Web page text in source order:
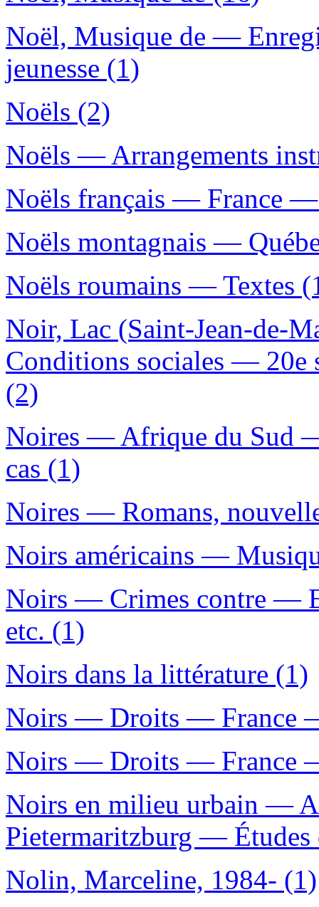
Noël, Musique de —
jeunesse (1)
Noëls (2)
Noëls — Arrangements
Noëls français — France —
Noëls montagnais —
Noëls roumains — Textes
Noir, Lac (Saint-Jean-de-
Conditions sociales — 20e
(2)
Noires — Afrique du Sud
cas (1)
Noires — Romans,
Noirs américains —
Noirs — Crimes contre —
etc. (1)
Noirs dans la littérature (1)
Noirs — Droits — France
Noirs — Droits — France
Noirs en milieu urbain —
Pietermaritzburg — Études
Nolin, Marceline, 1984- (1)